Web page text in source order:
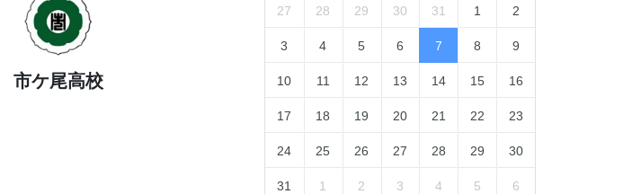
市ケ尾高校
27 28 29 30 31 1 2
3 4 5 6 7 8 9
10 11 12 13 14 15 16
17 18 19 20 21 22 23
24 25 26 27 28 29 30
31 1 2 3 4 5 6